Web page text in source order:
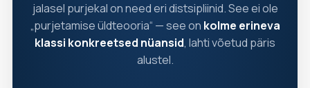
jalasel purjekal on need eri distsipliinid. See ei ole
„purjetamise üldteooria“ — see on kolme erineva
klassi konkreetsed nüansid, lahti võetud päris
alustel.